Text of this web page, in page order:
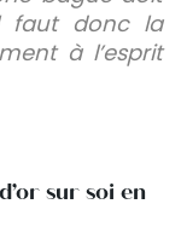
faut donc la
à l’esprit
sur soi en